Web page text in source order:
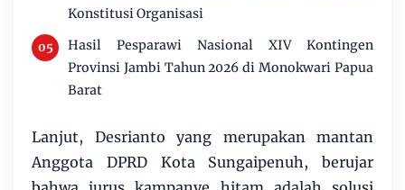
Konstitusi Organisasi
Hasil Pesparawi Nasional XIV Kontingen
Provinsi Jambi Tahun 2026 di Monokwari Papua
Barat
Lanjut, Desrianto yang merupakan mantan
Anggota DPRD Kota Sungaipenuh, berujar